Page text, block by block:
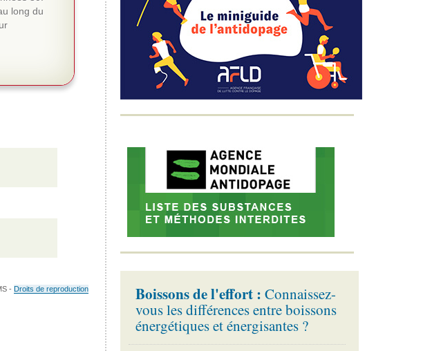
long du
- Droits de reproduction Boissons de l'effort : Connaissez-
vous les différences entre boissons
énergétiques et énergisantes ?